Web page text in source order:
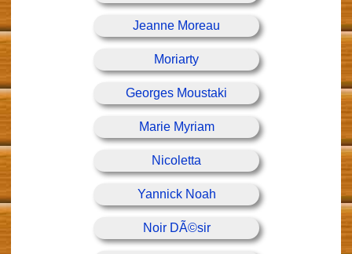
Jeanne Moreau
Moriarty
Georges Moustaki
Marie Myriam
Nicoletta
Yannick Noah
Noir DÃ©sir